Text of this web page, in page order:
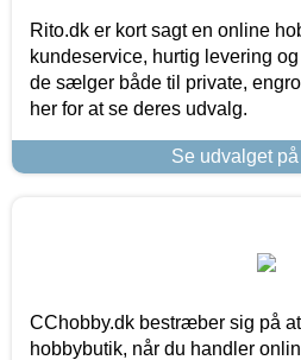
Rito.dk er kort sagt en online
kundeservice, hurtig levering
de sælger både til private,
her for at se deres udvalg.
Se udvalget
CChobby.dk bestræber sig på
hobbybutik, når du handler